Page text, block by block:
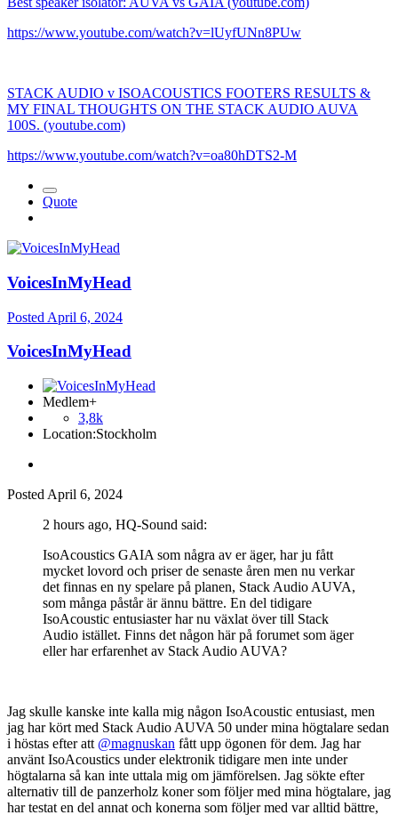
https://www.youtube.com/watch?v=lUyfUNn8PUw
STACK AUDIO v ISOACOUSTICS FOOTERS RESULTS &
MY FINAL THOUGHTS ON THE STACK AUDIO AUVA
100S. (youtube.com)
https://www.youtube.com/watch?v=oa80hDTS2-M
Quote
VoicesInMyH ea d
Posted April 6, 2024
VoicesInMyH ea d
Medlem+
3,8k
Location:Stockholm
Posted April 6, 2024
2 hours ago, HQ-Sound said:
IsoAcoustics GAIA som några av er äger, har ju fått
mycket lovord och priser de senaste åren men nu verkar
det finnas en ny spelare på planen, Stack Audio AUVA,
som många påstår är ännu bättre. En del tidigare
IsoAcoustic entusiaster har nu växlat över till Stack
Audio istället. Finns det någon här på forumet som äger
eller har erfarenhet av Stack Audio AUVA?
Jag skulle kanske inte kalla mig någon IsoAcoustic entusiast, men
jag har kört med Stack Audio AUVA 50 under mina högtalare sedan
i höstas efter att @magnuskan fått upp ögonen för dem. Jag har
använt IsoAcoustics under elektronik tidigare men inte under
högtalarna så kan inte uttala mig om jämförelsen. Jag sökte efter
alternativ till de panzerholz koner som följer med mina högtalare, jag
har testat en del annat och konerna som följer med var alltid bättre,